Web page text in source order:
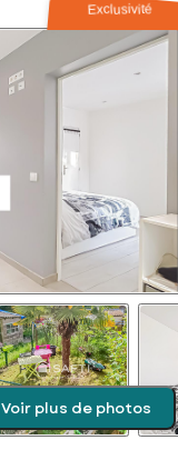
Exclusivité
Voir plus de photos